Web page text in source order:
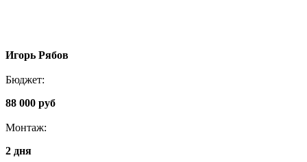
Игорь Рябов
Бюджет:
88 000 руб
Монтаж:
2 дня